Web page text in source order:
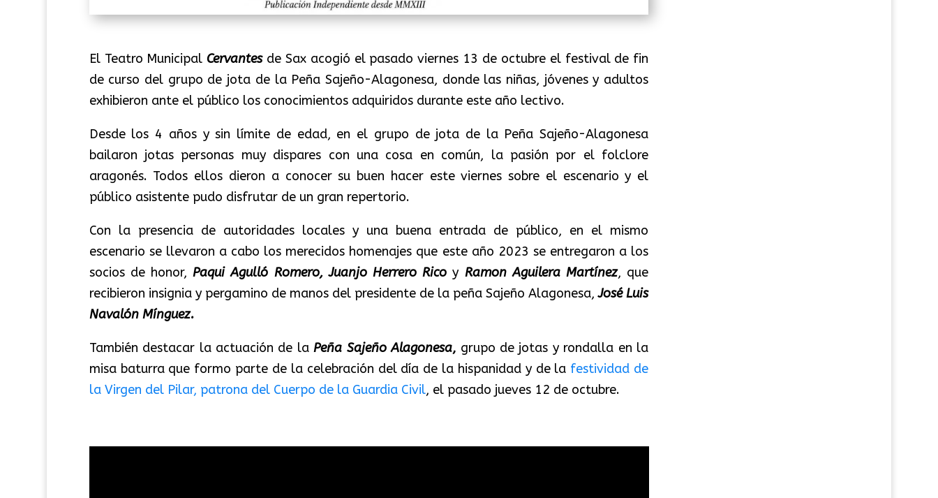
El Teatro MunicipalCervantes de Saxacogió el pasado viernes 13 de octubre el festival de fin
de curso del grupo de jota de la Peña Sajeño-Alagonesa, donde las niñas, jóvenes y adultos
exhibieron ante el público los conocimientos adquiridos durante este año lectivo.
Desde los 4 años y sin límite de edad, en el grupo de jota de la Peña Sajeño-Alagonesa
bailaron jotas personas muy dispares con una cosa en común, la pasión por el folclore
aragonés. Todos ellos dieron a conocer su buen hacer este viernes sobre el escenario y el
público asistente pudo disfrutar de un gran repertorio.
Con la presencia de autoridades locales y una buena entrada de público, en el mismo
escenario se llevaron a cabo los merecidos homenajes que este año 2023 se entregaron a los
socios de honor,Paqui Agulló Romero, Juanjo Herrero Ricoy Ramon Aguilera Martínez, que
recibieron insignia y pergamino de manos del presidente de la peña Sajeño Alagonesa,José Luis
Navalón Mínguez.
También destacar la actuación de laPeña Sajeño Alagonesa, grupo de jotas y rondalla en la
misa baturra que formo parte de la celebración del día de la hispanidad y de la festividad de
la Virgen del Pilar, patrona del Cuerpo de la Guardia Civil, el pasado jueves 12 de octubre.